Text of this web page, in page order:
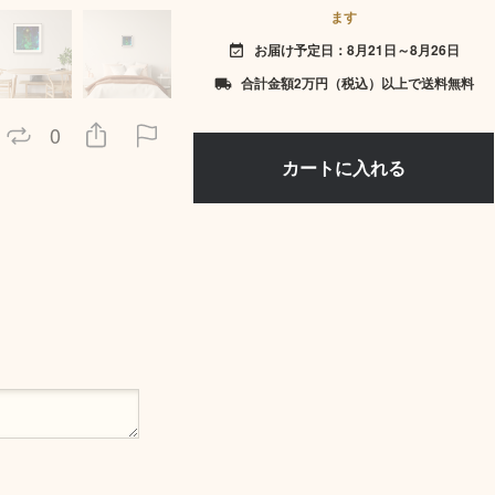
0
ます
event_available お届け予定日：8月21日～8月26日
local_shipping 合計金額2万円（税込）以上で送料無料